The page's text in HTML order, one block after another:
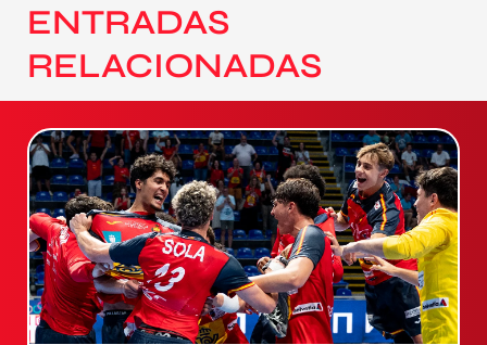
ENTRADAS
RELACIONADAS